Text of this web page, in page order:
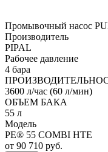
Промывочный насос
Производитель
PIPAL
Рабочее давление
4 бара
3600 л/час (60 л/мин)
ОБЪЕМ БАКА
55 л
Модель
PE® 55 COMBI HTE
от 90 710 руб.